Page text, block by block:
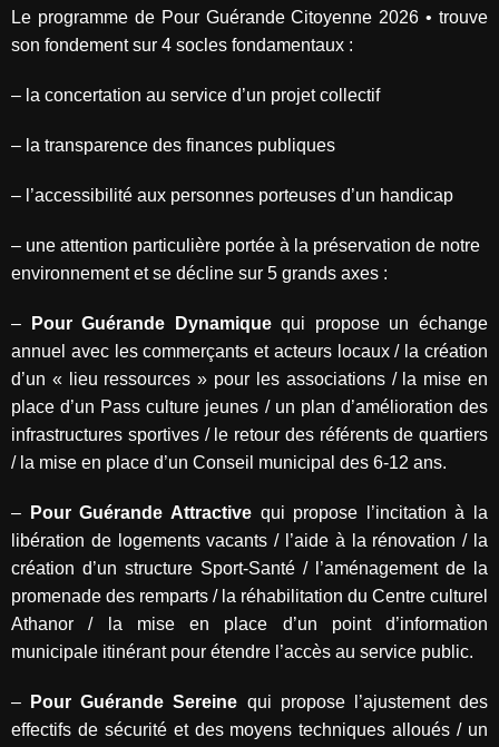
Le programme de Pour Guérande Citoyenne 2026 • trouve
son fondement sur 4 socles fondamentaux :
– la concertation au service d’un projet collectif
– la transparence des finances publiques
– l’accessibilité aux personnes porteuses d’un handicap
– une attention particulière portée à la préservation de notre
environnement et se décline sur 5 grands axes :
– Pour Guérande Dynamiquequi propose un échange
annuel avec les commerçants et acteurs locaux / la création
d’un « lieu ressources » pour les associations / la mise en
place d’un Pass culture jeunes / un plan d’amélioration des
infrastructures sportives / le retour des référents de quartiers
/ la mise en place d’un Conseil municipal des 6-12 ans.
– Pour Guérande Attractivequi propose l’incitation à la
libération de logements vacants / l’aide à la rénovation / la
création d’un structure Sport-Santé / l’aménagement de la
promenade des remparts / la réhabilitation du Centre culturel
Athanor / la mise en place d’un point d’information
municipale itinérant pour étendre l’accès au service public.
– Pour Guérande Sereine qui propose l’ajustement des
effectifs de sécurité et des moyens techniques alloués / un